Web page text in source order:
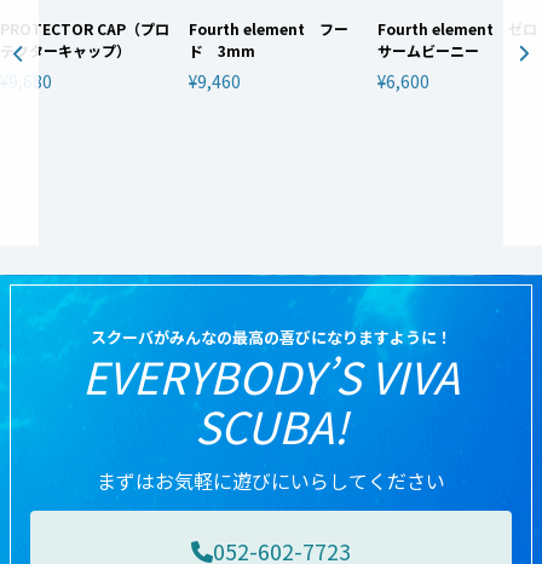
PROTECTOR CAP（プロ
テクターキャップ）
¥9,680
Fourth element フー
ド 3mm
¥9,460
Fourth element ゼロ
サームビーニー
¥6,600
スクーバがみんなの最高の喜びになりますように！
EVERYBODY’S VIVA
SCUBA!
まずはお気軽に遊びにいらしてください
052-602-7723